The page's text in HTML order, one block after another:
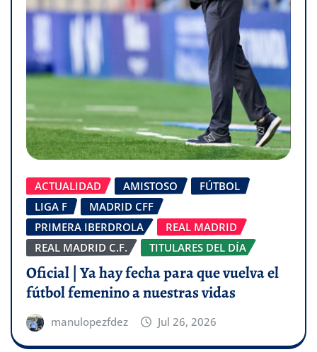
ACTUALIDAD AMISTOSO
FÚTBOL
LIGA F
MADRID CFF
PRIMERA IBERDROLA
REAL MADRID
REAL MADRID C.F.
TITULARES DEL DÍA
Oficial | Ya hay fecha para que vuelva el
fútbol femenino a nuestras vidas
manulopezfdez Jul 26, 2026